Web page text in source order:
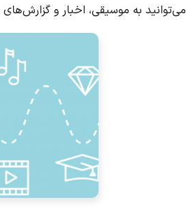
می‌توانید به موسیقی، اخبار و